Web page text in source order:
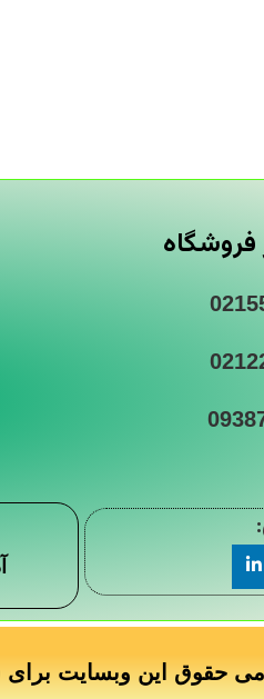
فروشگاه
حقوق این وبسایت